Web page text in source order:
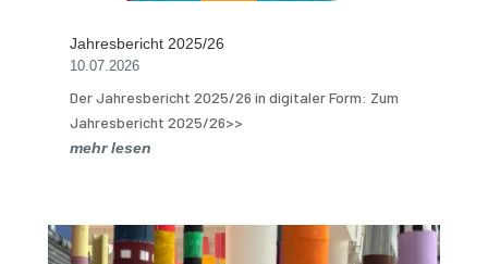
Jahresbericht 2025/26
10.07.2026
Der Jahresbericht 2025/26 in digitaler Form: Zum
Jahresbericht 2025/26>>
mehr lesen